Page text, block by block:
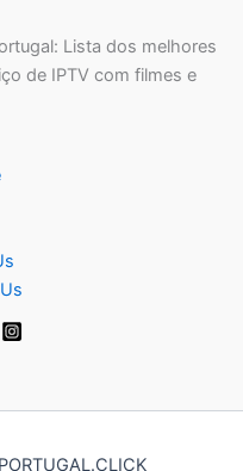
Lista dos melhores
de IPTV com filmes e